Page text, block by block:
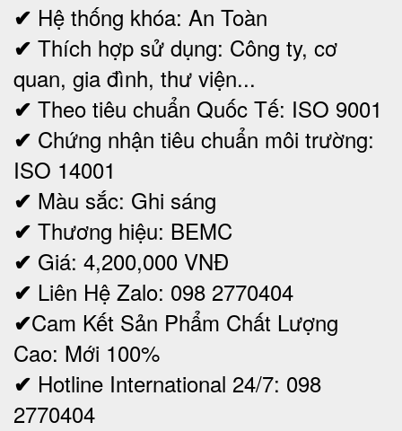
✔ Hệ thống khóa: An Toàn
✔ Thích hợp sử dụng: Công ty, cơ
quan, gia đình, thư viện...
✔ Theo tiêu chuẩn Quốc Tế: ISO 9001
✔ Chứng nhận tiêu chuẩn môi trường:
ISO 14001
✔ Màu sắc: Ghi sáng
✔ Thương hiệu: BEMC
✔ Giá: 4,200,000 VNĐ
✔ Liên Hệ Zalo: 098 2770404
✔Cam Kết Sản Phẩm Chất Lượng
Cao: Mới 100%
✔ Hotline International 24/7: 098
2770404